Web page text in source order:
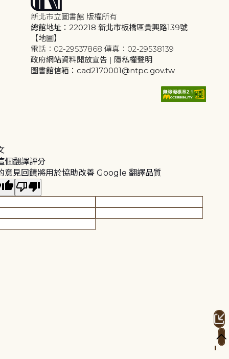
新北市立圖書館 版權所有
總館地址：220218 新北市板橋區貴興路139號
【地圖】
電話：02-29537868 傳真：02-29538139
政府網站資料開放宣告 | 隱私權聲明
圖書館信箱：cad2170001@ntpc.gov.tw
個翻譯評分
意見回饋將用於協助改善 Google 翻譯品質